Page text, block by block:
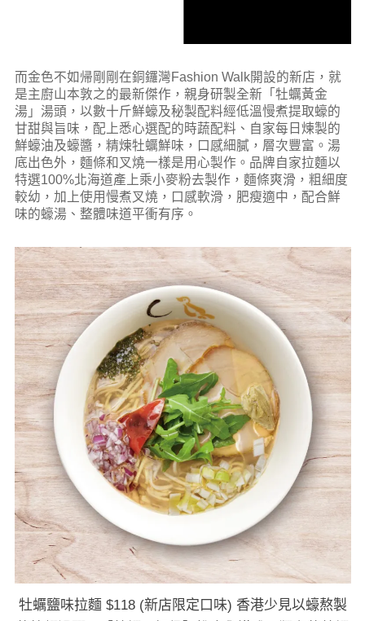
而金色不如帰剛剛在銅鑼灣Fashion Walk開設的新店，就
是主廚山本敦之的最新傑作，親身研製全新「牡蠣黃金
湯」湯頭，以數十斤鮮蠔及秘製配料經低溫慢煮提取蠔的
甘甜與旨味，配上悉心選配的時蔬配料、自家每日煉製的
鮮蠔油及蠔醬，精煉牡蠣鮮味，口感細膩，層次豐富。湯
底出色外，麵條和叉燒一樣是用心製作。品牌自家拉麵以
特選100%北海道產上乘小麥粉去製作，麵條爽滑，粗細度
較幼，加上使用慢煮叉燒，口感軟滑，肥瘦適中，配合鮮
味的蠔湯、整體味道平衝有序。
牡蠣鹽味拉麵 $118 (新店限定口味) 香港少見以蠔熬製